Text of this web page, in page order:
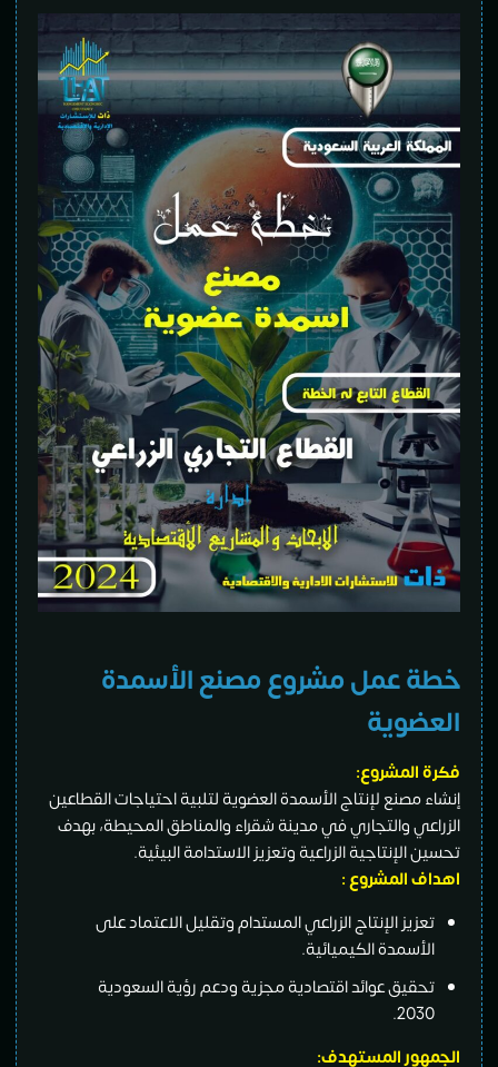
خطة عمل مشروع مصنع الأسمدة
العضوية
فكرة المشروع:
إنشاء مصنع لإنتاج الأسمدة العضوية لتلبية احتياجات القطاعين
الزراعي والتجاري في مدينة شقراء والمناطق المحيطة، بهدف
تحسين الإنتاجية الزراعية وتعزيز الاستدامة البيئية.
اهداف المشروع :
تعزيز الإنتاج الزراعي المستدام وتقليل الاعتماد على
الأسمدة الكيميائية.
تحقيق عوائد اقتصادية مجزية ودعم رؤية السعودية
2030.
الجمهور المستهدف: